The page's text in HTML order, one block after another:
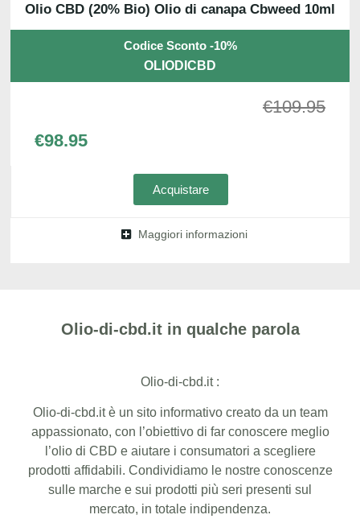
Olio CBD (20% Bio) Olio di canapa Cbweed 10ml
Codice Sconto -10%
OLIODICBD
€109.95
€98.95
Acquistare
Maggiori informazioni
Olio-di-cbd.it in qualche parola
Olio-di-cbd.it :
Olio-di-cbd.it è un sito informativo creato da un team
appassionato, con l’obiettivo di far conoscere meglio
l’olio di CBD e aiutare i consumatori a scegliere
prodotti affidabili. Condividiamo le nostre conoscenze
sulle marche e sui prodotti più seri presenti sul
mercato, in totale indipendenza.